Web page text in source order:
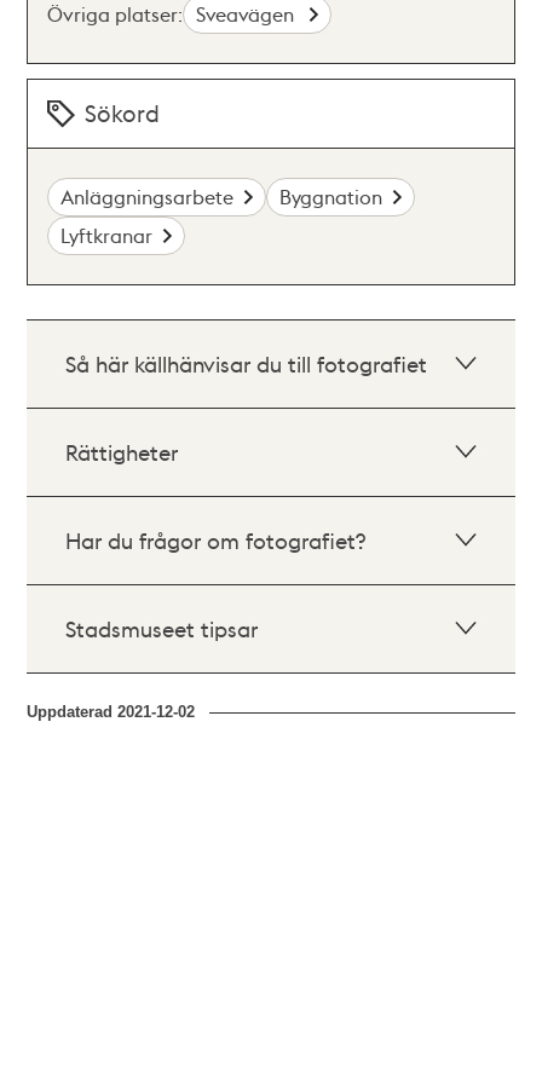
Övriga platser: Sveavägen
Sökord
Anläggningsarbete
Byggnation
Lyftkranar
Så här källhänvisar du till fotografiet
Rättigheter
Har du frågor om fotografiet?
Stadsmuseet tipsar
Uppdaterad2021-12-02